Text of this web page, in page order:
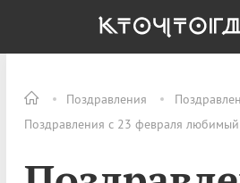
Поздравления
Поздравления с 23 февраля любимый
ОБЩЕСТВО